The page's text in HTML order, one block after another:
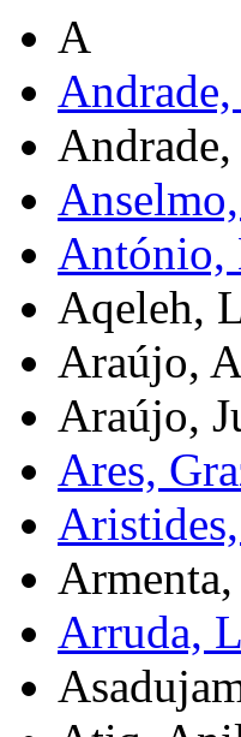
A
António,
Aqeleh,
Araújo,
Araújo,
Ares,
Arruda,